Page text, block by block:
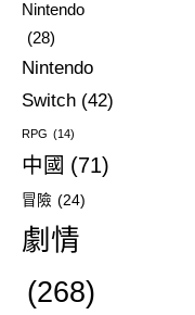
Nintendo
(28)
Nintendo
Switch (42)
RPG (14)
中國 (71)
冒險 (24)
劇情
(268)